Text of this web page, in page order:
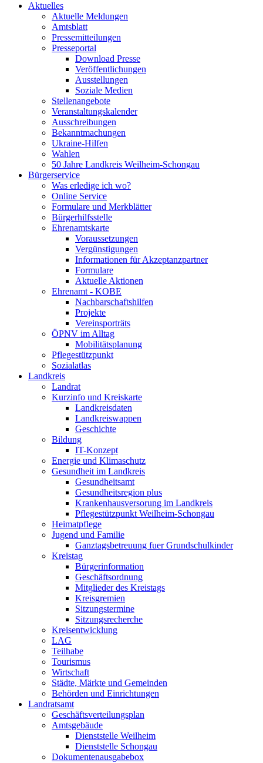
Aktuelles
Aktuelle Meldungen
Amtsblatt
Pressemitteilungen
Presseportal
Download Presse
Veröffentlichungen
Ausstellungen
Soziale Medien
Stellenangebote
Veranstaltungskalender
Ausschreibungen
Bekanntmachungen
Ukraine-Hilfen
Wahlen
50 Jahre Landkreis Weilheim-Schongau
Bürgerservice
Was erledige ich wo?
Online Service
Formulare und Merkblätter
Bürgerhilfsstelle
Ehrenamtskarte
Voraussetzungen
Vergünstigungen
Informationen für Akzeptanzpartner
Formulare
Aktuelle Aktionen
Ehrenamt - KOBE
Nachbarschaftshilfen
Projekte
Vereinsporträts
ÖPNV im Alltag
Mobilitätsplanung
Pflegestützpunkt
Sozialatlas
Landkreis
Landrat
Kurzinfo und Kreiskarte
Landkreisdaten
Landkreiswappen
Geschichte
Bildung
IT-Konzept
Energie und Klimaschutz
Gesundheit im Landkreis
Gesundheitsamt
Gesundheitsregion plus
Krankenhausversorung im Landkreis
Pflegestützpunkt Weilheim-Schongau
Heimatpflege
Jugend und Familie
Ganztagsbetreuung fuer Grundschulkinder
Kreistag
Bürgerinformation
Geschäftsordnung
Mitglieder des Kreistags
Kreisgremien
Sitzungstermine
Sitzungsrecherche
Kreisentwicklung
LAG
Teilhabe
Tourismus
Wirtschaft
Städte, Märkte und Gemeinden
Behörden und Einrichtungen
Landratsamt
Geschäftsverteilungsplan
Amtsgebäude
Dienststelle Weilheim
Dienststelle Schongau
Dokumentenausgabebox